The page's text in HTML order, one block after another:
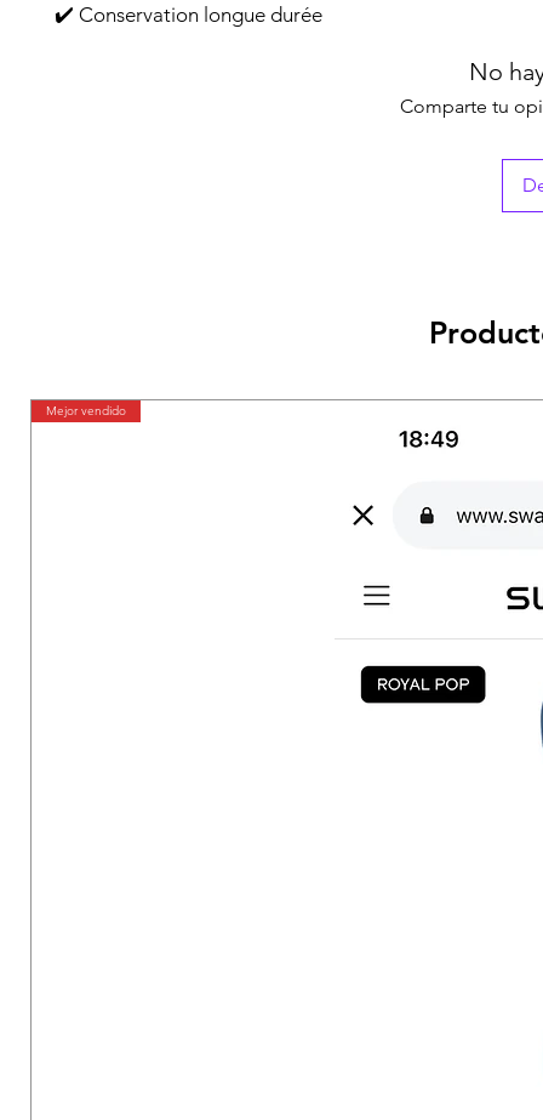
✔️ Conservation longue durée
No
Comparte tu
Mejor vendido